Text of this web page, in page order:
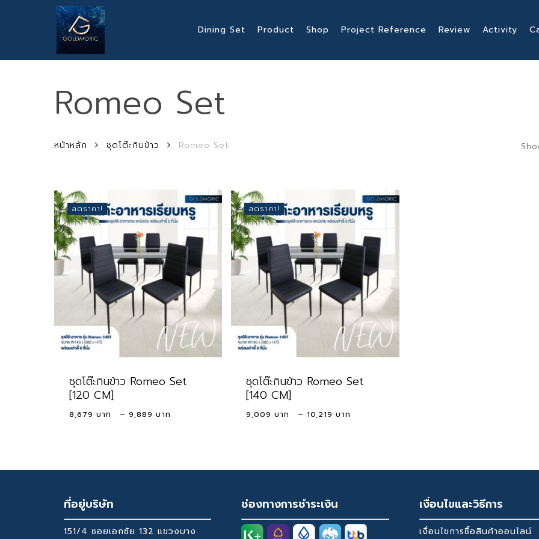
Hit enter to search or ESC to close
Dining Set Product Shop Project Reference Review Activity
Romeo Set
หน้าหลัก ชุดโต๊ะกินข้าว Romeo Set
ลดราคา!
ชุดโต๊ะกินข้าว Romeo Set
[120 CM]
8,679 – 9,889
ลดราคา!
ชุดโต๊ะกินข้าว Romeo Set
[140 CM]
9,009 – 10,219
ที่อยู่บริษัท
151/4 ซอยเอกชัย 132 แขวงบาง
ช่องทางการชำระเงิน เงื่อนไขและวิธีการ
เงื่อนไขการซื้อสินค้าออนไลน์